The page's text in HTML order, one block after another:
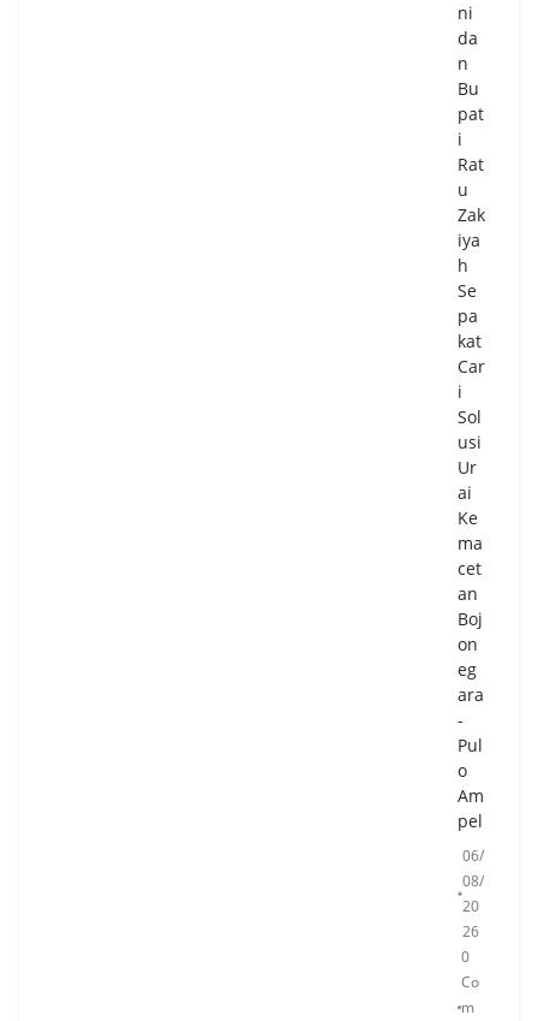
ni
da
n
Bu
pat
i
Rat
u
Zak
iya
h
Se
pa
kat
Car
i
Sol
usi
Ur
ai
Ke
ma
cet
an
Boj
on
eg
ara
-
Pul
o
Am
pel
06/
08/
20
26
0
Co
m